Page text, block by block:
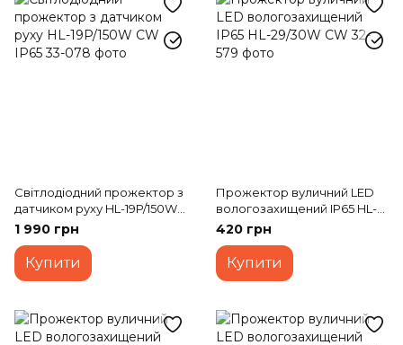
Світлодіодний прожектор з
датчиком руху HL-19P/150W
CW IP65
1 990 грн
Купити
Прожектор вуличний LED
вологозахищений IP65 HL-
29/30W CW
420 грн
Купити